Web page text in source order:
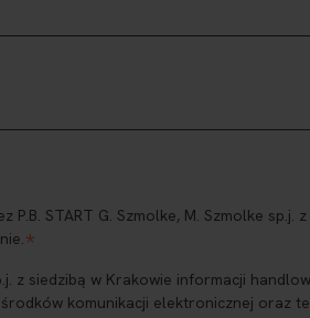
START G. Szmolke, M. Szmolke sp.j.
*
z siedzibą w Krakowie informacji
komunikacji elektronicznej oraz